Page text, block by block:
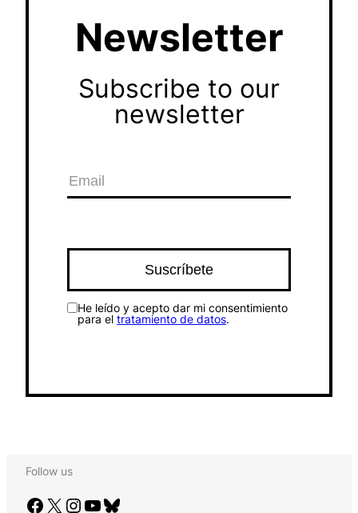
Newsletter
Subscribe to our
newsletter
He leído y acepto dar mi consentimiento
para el tratamiento de datos.
Follow us
Facebook X Instagram YouTube Bluesky